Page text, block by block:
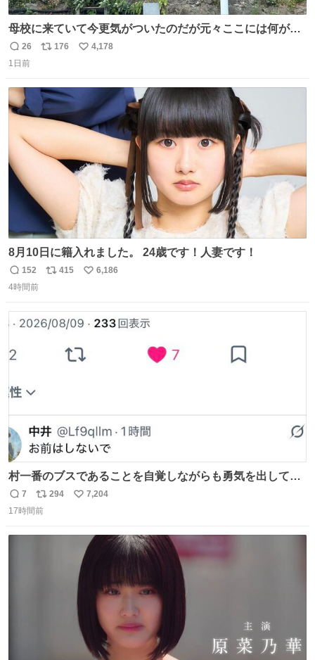
母校に来ていて今更気がついたのだが元々ここには何があ
ったのだろう…？_:(´ཀ`」 ∠):
返
信
26
リ
ト
数
176
い
4,178
1日前
8月10日に籍入れました。 24歳です！人妻です！
返
信
152
リ
ト
415
い
数
6,186
4時間前
村一番のブスであることを自覚しながらも勇気を出して村
長の息子に恋文を書いたら翌日村の共用井戸に捨てられて
たときの顔になった
返
信
7
リ
ポ
294
い
7,204
17時間前